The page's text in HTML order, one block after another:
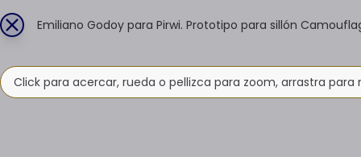
Emiliano Godoy para Pirwi. Prototipo para sillón
Click para acercar, rueda o pellizca para zoom, arrastra para